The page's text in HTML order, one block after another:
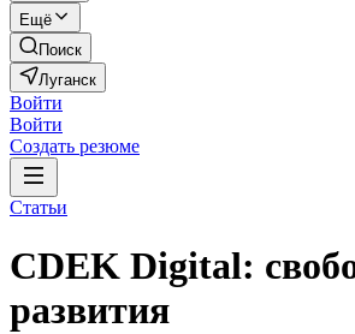
Ещё
Поиск
Луганск
Войти
Войти
Создать резюме
Статьи
CDEK Digital:
развития